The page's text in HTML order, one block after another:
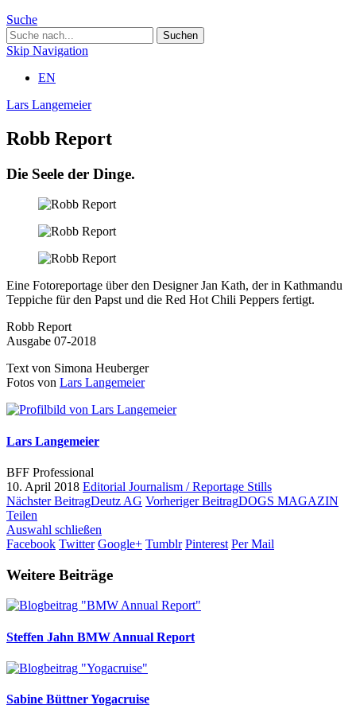
Suche
Skip Navigation
EN
Lars Langemeier
Robb Report
Die Seele der Dinge.
Eine Fotoreportage über den Designer Jan Kath, der in Kathmandu
Teppiche für den Papst und die Red Hot Chili Peppers fertigt.
Robb Report
Ausgabe 07-2018
Text von Simona Heuberger
Fotos von Lars Langemeier
Lars Langemeier
BFF Professional
10. April 2018 Editorial Journalism / Reportage Stills
Nächster BeitragDeutz AG Vorheriger BeitragDOGS MAGAZIN
Teilen
Auswahl schließen
Facebook Twitter Google+ Tumblr Pinterest Per Mail
Weitere Beiträge
Steffen Jahn BMW Annual Report
Sabine BüttnerYogacruise